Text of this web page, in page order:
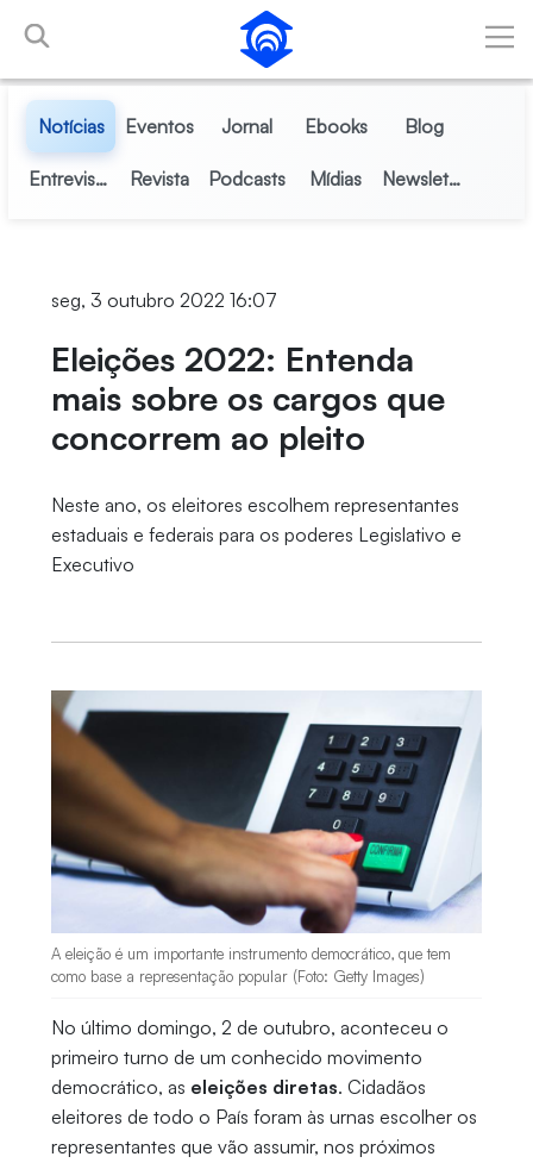
Pular para o Conteúdo principal
Notícias Eventos Jornal Ebooks Blog
Entrevistas Revista Podcasts Mídias Newsletter
seg, 3 outubro 2022 16:07
Eleições 2022: Entenda
mais sobre os cargos que
concorrem ao pleito
Neste ano, os eleitores escolhem representantes
estaduais e federais para os poderes Legislativo e
Executivo
A eleição é um importante instrumento democrático, que tem
como base a representação popular (Foto: Getty Images)
No último domingo, 2 de outubro, aconteceu o
primeiro turno de um conhecido movimento
democrático, as eleições diretas. Cidadãos
eleitores de todo o País foram às urnas escolher os
representantes que vão assumir, nos próximos